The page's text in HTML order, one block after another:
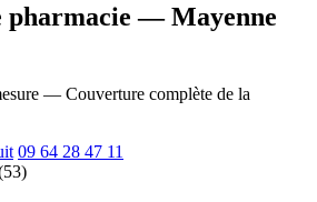
pharmacie — Mayenne
— Couverture complète de la
09 64 28 47 11